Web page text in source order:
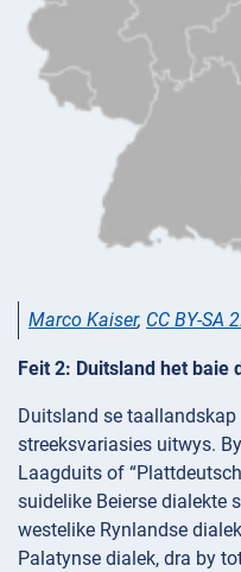
Marco Kaiser, CC BY-SA
Feit 2: Duitsland het baie
Duitsland se
streeksvariasies uitwys.
Laagduits of
suidelike Beierse dialekte
westelike Rynlandse
Palatynse dialek, dra by